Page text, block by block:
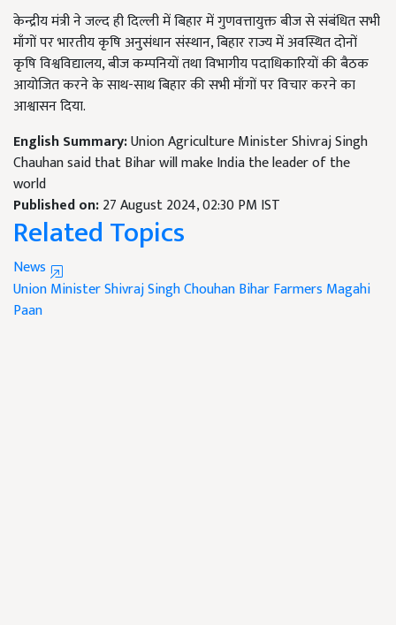
केन्द्रीय मंत्री ने जल्द ही दिल्ली में बिहार में गुणवत्तायुक्त बीज से संबंधित सभी
माँगों पर भारतीय कृषि अनुसंधान संस्थान, बिहार राज्य में अवस्थित दोनों
कृषि विश्वविद्यालय, बीज कम्पनियों तथा विभागीय पदाधिकारियों की बैठक
आयोजित करने के साथ-साथ बिहार की सभी माँगों पर विचार करने का
आश्वासन दिया.
English Summary:Union Agriculture Minister Shivraj Singh
Chauhan said that Bihar will make India the leader of the
world
Published on:27 August 2024, 02:30 PM IST
Related Topics
News
Union Minister Shivraj Singh ChouhanBihar Farmers Magahi
Paan